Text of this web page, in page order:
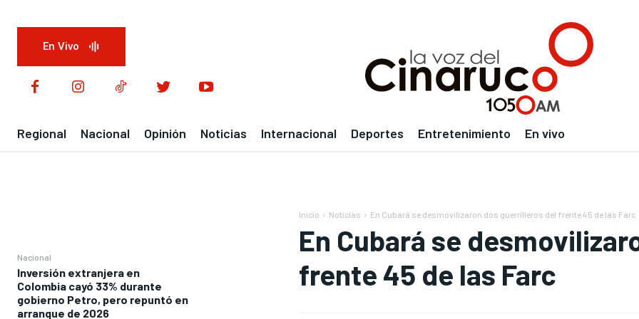
En Vivo
Regional Nacional Opinión Noticias Internacional Deportes Entretenimiento En vivo
Nacional
Inversión extranjera en
Colombia cayó 33% durante
gobierno Petro, pero repuntó en
arranque de 2026
Inicio Noticias En Cubará se desmovilizaron dos guerrilleros del frente 45 de las Farc
En Cubará se
frente 45 de las Farc